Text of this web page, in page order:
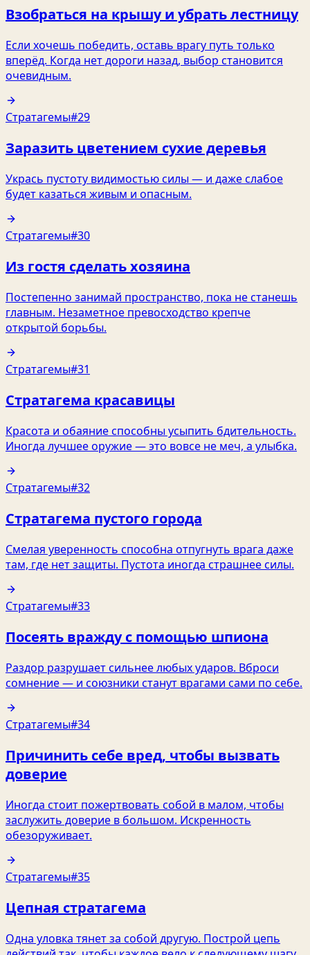
Взобраться на крышу и убрать лестницу
Если хочешь победить, оставь врагу путь только
вперёд. Когда нет дороги назад, выбор становится
очевидным.
Стратагемы#29
Заразить цветением сухие деревья
Укрась пустоту видимостью силы — и даже слабое
будет казаться живым и опасным.
Стратагемы#30
Из гостя сделать хозяина
Постепенно занимай пространство, пока не станешь
главным. Незаметное превосходство крепче
открытой борьбы.
Стратагемы#31
Стратагема красавицы
Красота и обаяние способны усыпить бдительность.
Иногда лучшее оружие — это вовсе не меч, а улыбка.
Стратагемы#32
Стратагема пустого города
Смелая уверенность способна отпугнуть врага даже
там, где нет защиты. Пустота иногда страшнее силы.
Стратагемы#33
Посеять вражду с помощью шпиона
Раздор разрушает сильнее любых ударов. Вброси
сомнение — и союзники станут врагами сами по себе.
Стратагемы#34
Причинить себе вред, чтобы вызвать
доверие
Иногда стоит пожертвовать собой в малом, чтобы
заслужить доверие в большом. Искренность
обезоруживает.
Стратагемы#35
Цепная стратагема
Одна уловка тянет за собой другую. Построй цепь